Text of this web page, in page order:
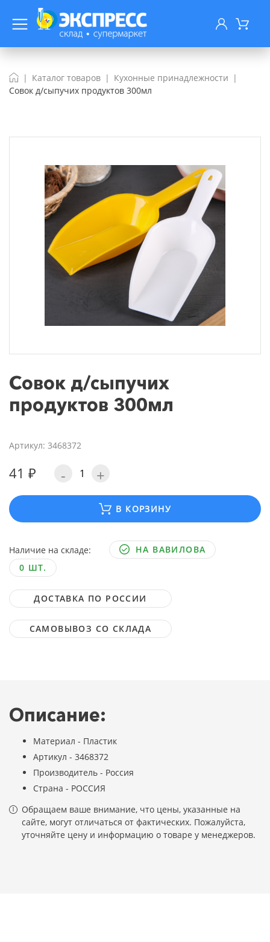
Каталог товаров
Кухонные принадлежности
Совок д/сыпучих продуктов 300мл
Совок д/сыпучих
продуктов 300мл
Артикул: 3468372
41 ₽ - +
В КОРЗИНУ
Наличие на складе:
НА ВАВИЛОВА
0 ШТ.
ДОСТАВКА ПО РОССИИ
САМОВЫВОЗ СО СКЛАДА
Описание:
Материал - Пластик
Артикул - 3468372
Производитель - Россия
Страна - РОССИЯ
Обращаем ваше внимание, что цены, указанные на
сайте, могут отличаться от фактических. Пожалуйста,
уточняйте цену и информацию о товаре у менеджеров.